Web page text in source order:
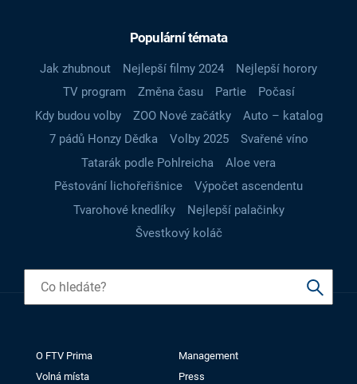
Populární témata
Jak zhubnout Nejlepší filmy 2024
Nejlepší horory
TV program
Změna času Partie
Počasí
Kdy budou volby
ZOO Nové začátky
Auto – katalog
7 pádů Honzy Dědka
Volby 2025
Svařené víno
Tatarák podle Pohlreicha
Aloe vera
Pěstování lichořeřišnice
Výpočet ascendentu
Tvarohové knedlíky
Nejlepší palačinky
Švestkový koláč
O FTV Prima
Management
Volná místa
Press